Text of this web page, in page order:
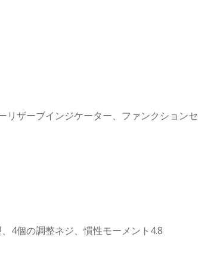
リザーブインジケーター、ファンクションセ
4個の調整ネジ、慣性モーメント4.8